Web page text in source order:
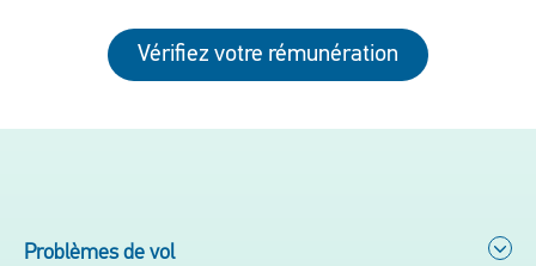
Vérifiez votre rémunération
Problèmes de vol